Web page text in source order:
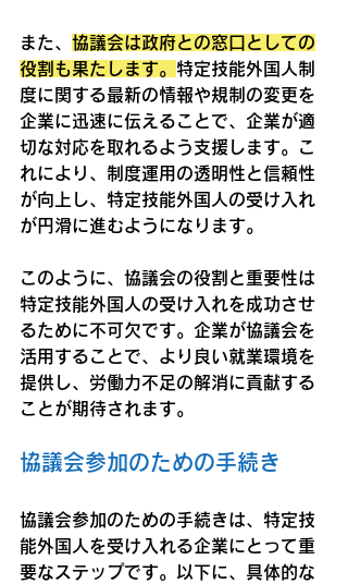
また、 協議会は政府との窓口としての
役割も果たします。 特定技能外国人制
度に関する最新の情報や規制の変更を
企業に迅速に伝えることで、企業が適
切な対応を取れるよう支援します。こ
れにより、制度運用の透明性と信頼性
が向上し、特定技能外国人の受け入れ
が円滑に進むようになります。
このように、協議会の役割と重要性は
特定技能外国人の受け入れを成功させ
るために不可欠です。企業が協議会を
活用することで、より良い就業環境を
提供し、労働力不足の解消に貢献する
ことが期待されます。
協議会参加のための手続き
協議会参加のための手続きは、特定技
能外国人を受け入れる企業にとって重
要なステップです。以下に、具体的な